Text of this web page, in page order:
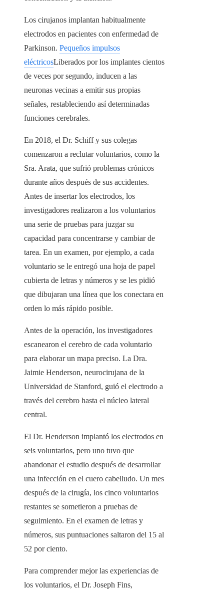
Los cirujanos implantan habitualmente
electrodos en pacientes con enfermedad de
Parkinson. Pequeños impulsos
eléctricosLiberados por los implantes cientos
de veces por segundo, inducen a las
neuronas vecinas a emitir sus propias
señales, restableciendo así determinadas
funciones cerebrales.
En 2018, el Dr. Schiff y sus colegas
comenzaron a reclutar voluntarios, como la
Sra. Arata, que sufrió problemas crónicos
durante años después de sus accidentes.
Antes de insertar los electrodos, los
investigadores realizaron a los voluntarios
una serie de pruebas para juzgar su
capacidad para concentrarse y cambiar de
tarea. En un examen, por ejemplo, a cada
voluntario se le entregó una hoja de papel
cubierta de letras y números y se les pidió
que dibujaran una línea que los conectara en
orden lo más rápido posible.
Antes de la operación, los investigadores
escanearon el cerebro de cada voluntario
para elaborar un mapa preciso. La Dra.
Jaimie Henderson, neurocirujana de la
Universidad de Stanford, guió el electrodo a
través del cerebro hasta el núcleo lateral
central.
El Dr. Henderson implantó los electrodos en
seis voluntarios, pero uno tuvo que
abandonar el estudio después de desarrollar
una infección en el cuero cabelludo. Un mes
después de la cirugía, los cinco voluntarios
restantes se sometieron a pruebas de
seguimiento. En el examen de letras y
números, sus puntuaciones saltaron del 15 al
52 por ciento.
Para comprender mejor las experiencias de
los voluntarios, el Dr. Joseph Fins,